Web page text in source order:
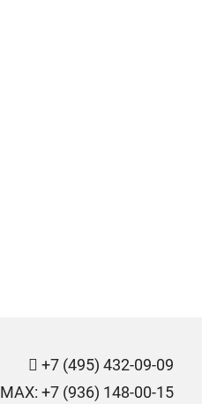
+7 (495) 432-09-09
MAX: +7 (936) 148-00-15